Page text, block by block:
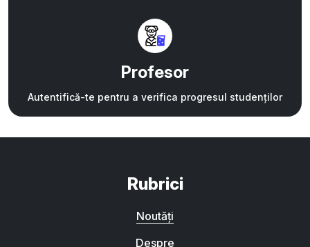
Profesor
Autentifică-te pentru a verifica progresul studenților
Rubrici
Noutăți
Despre